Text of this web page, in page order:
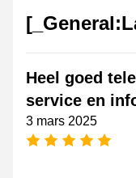
Heel goed
service en
3 mars 2025